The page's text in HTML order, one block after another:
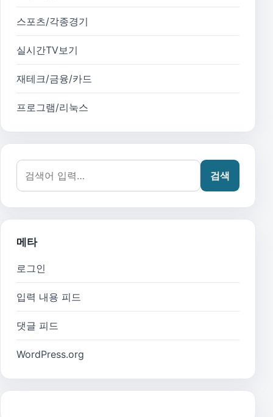
스포츠/각종경기
실시간TV보기
재테크/금융/카드
프로그램/리눅스
검색어:
검색
메타
로그인
입력 내용 피드
댓글 피드
WordPress.org